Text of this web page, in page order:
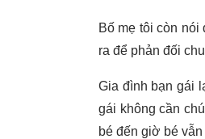
Bố mẹ tôi còn
ra để phản đối
Gia đình bạn gái
gái không cần
bé đến giờ bé